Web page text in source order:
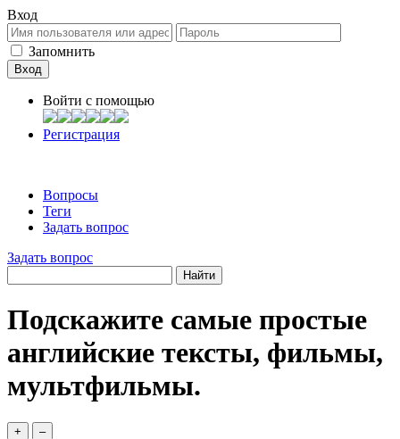
Вход
Запомнить
Войти c помощью
Регистрация
Вопросы
Теги
Задать вопрос
Задать вопрос
Подскажите самые простые
английские тексты, фильмы,
мультфильмы.